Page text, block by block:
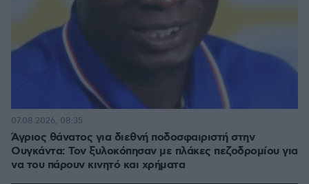
Άγριος θάνατος για διεθνή ποδοσφαιριστή στην
Ουγκάντα: Τον ξυλοκόπησαν με πλάκες πεζοδρομίου για
να του πάρουν κινητό και χρήματα
07.08.2026, 08:35